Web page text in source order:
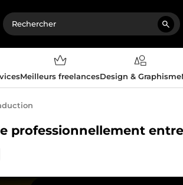
Meilleurs freelancesDesign & Graphisme
professionnellement